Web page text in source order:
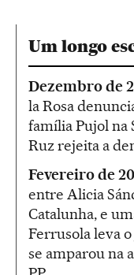
Um longo
Dezembro de
la Rosa
família Pujol na
Ruz rejeita a
Fevereiro de
entre Alicia
Catalunha, e
Ferrusola leva
se amparou na